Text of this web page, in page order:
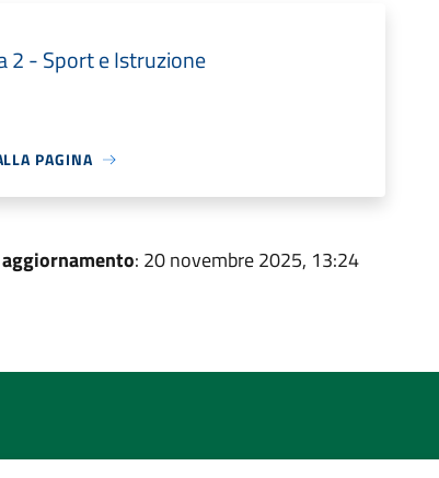
2 - Sport e Istruzione
PAGINA
: 20 novembre 2025, 13:24